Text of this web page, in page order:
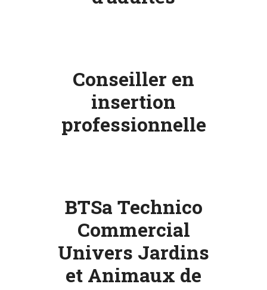
Conseiller en
insertion
professionnelle
BTSa Technico
Commercial
Univers Jardins
et Animaux de